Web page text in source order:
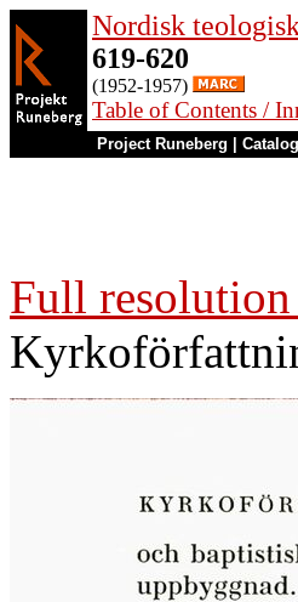
Nordisk
619-620
(1952-1957)
Table of Contents /
Project Runeberg Catalog
Full resolution